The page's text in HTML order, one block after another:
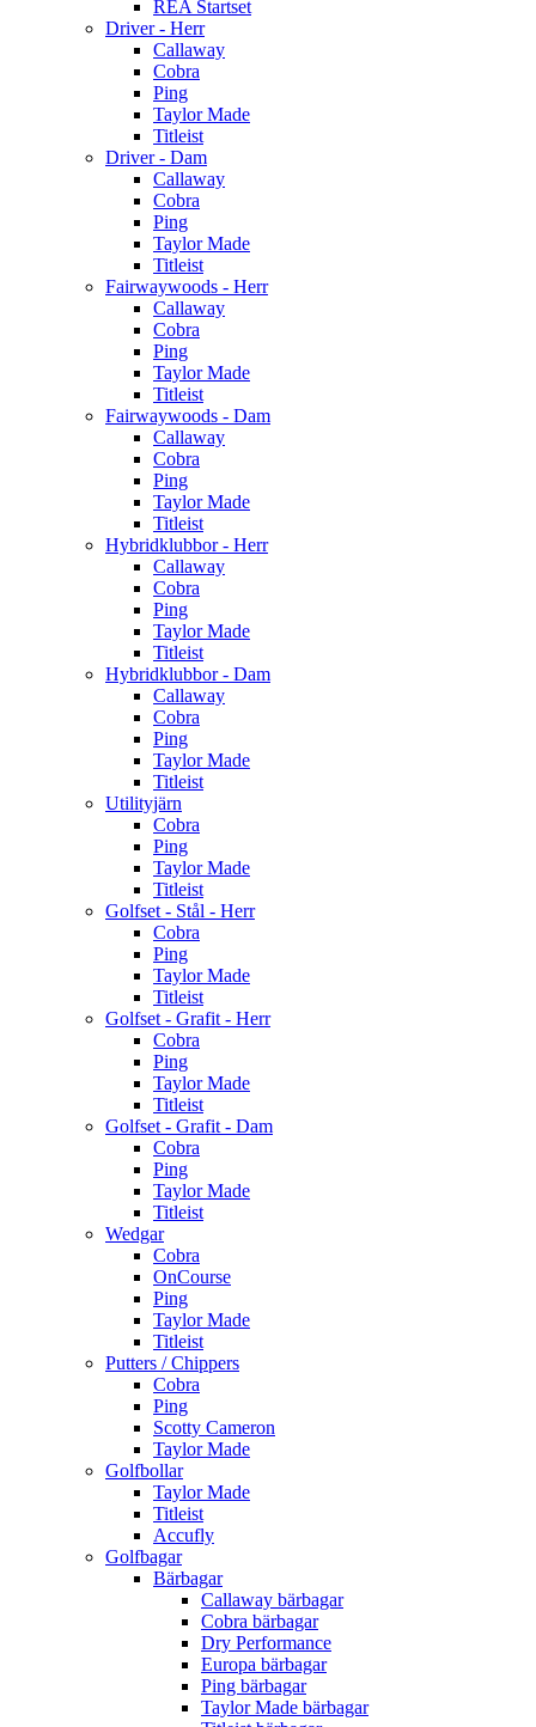
REA Startset
Driver - Herr
Callaway
Cobra
Ping
Taylor Made
Titleist
Driver - Dam
Callaway
Cobra
Ping
Taylor Made
Titleist
Fairwaywoods - Herr
Callaway
Cobra
Ping
Taylor Made
Titleist
Fairwaywoods - Dam
Callaway
Cobra
Ping
Taylor Made
Titleist
Hybridklubbor - Herr
Callaway
Cobra
Ping
Taylor Made
Titleist
Hybridklubbor - Dam
Callaway
Cobra
Ping
Taylor Made
Titleist
Utilityjärn
Cobra
Ping
Taylor Made
Titleist
Golfset - Stål - Herr
Cobra
Ping
Taylor Made
Titleist
Golfset - Grafit - Herr
Cobra
Ping
Taylor Made
Titleist
Golfset - Grafit - Dam
Cobra
Ping
Taylor Made
Titleist
Wedgar
Cobra
OnCourse
Ping
Taylor Made
Titleist
Putters / Chippers
Cobra
Ping
Scotty Cameron
Taylor Made
Golfbollar
Taylor Made
Titleist
Accufly
Golfbagar
Bärbagar
Callaway bärbagar
Cobra bärbagar
Dry Performance
Europa bärbagar
Ping bärbagar
Taylor Made bärbagar